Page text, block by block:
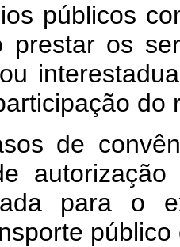
públicos
prestar os
do
de
para o
público